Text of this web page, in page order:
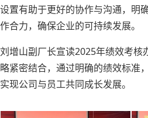
设置有助于更好的协作与沟通，明
作合力，确保企业的可持续发展。
刘增山副厂长宣读2025年绩效考核
略紧密结合，通过明确的绩效标准
实现公司与员工共同成长发展。